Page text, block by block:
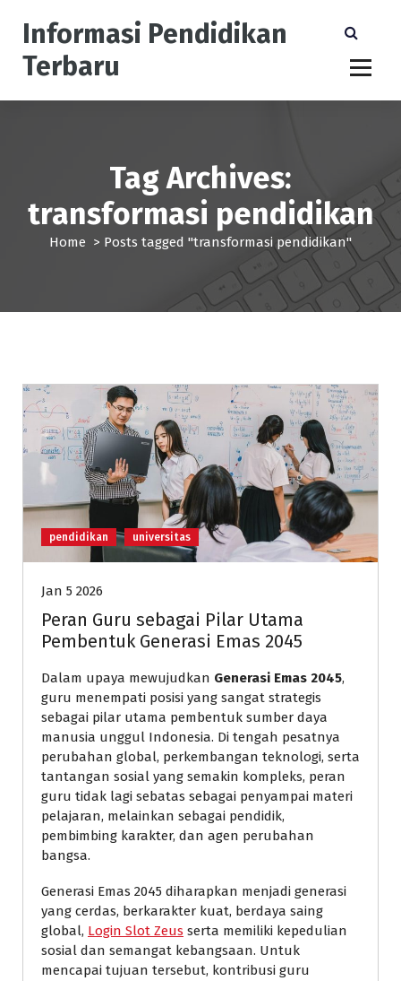
Informasi Pendidikan
Terbaru
Tag Archives:
transformasi pendidikan
Home > Posts tagged "transformasi pendidikan"
pendidikan universitas
Jan 5 2026
Peran Guru sebagai Pilar Utama
Pembentuk Generasi Emas 2045
Dalam upaya mewujudkan Generasi Emas 2045,
guru menempati posisi yang sangat strategis
sebagai pilar utama pembentuk sumber daya
manusia unggul Indonesia. Di tengah pesatnya
perubahan global, perkembangan teknologi, serta
tantangan sosial yang semakin kompleks, peran
guru tidak lagi sebatas sebagai penyampai materi
pelajaran, melainkan sebagai pendidik,
pembimbing karakter, dan agen perubahan
bangsa.
Generasi Emas 2045 diharapkan menjadi generasi
yang cerdas, berkarakter kuat, berdaya saing
global, Login Slot Zeus serta memiliki kepedulian
sosial dan semangat kebangsaan. Untuk
mencapai tujuan tersebut, kontribusi guru